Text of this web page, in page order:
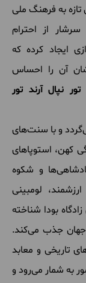
به فرهنگ ملی
از احترام
ایجاد کرده که
آن را احساس
تور نپال آرند تور
و با سنت‌های
کهن، استوپاهای
و شکوه
لومبینی
بودا شناخته
جهان جذب می‌کند.
تاریخی و معابد
به شمار می‌رود و